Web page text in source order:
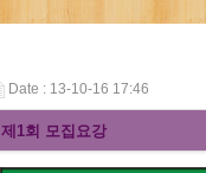
Date : 13-10-16 17:46
제1회 모집요강